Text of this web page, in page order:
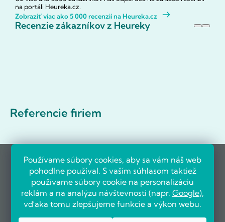
Používame súbory cookies, aby sa vám náš web
pohodlne používal. S vaším súhlasom taktiež
používame súbory cookie na personalizáciu
reklám a na analýzu návštevnosti (napr. Google),
vďaka tomu zlepšujeme funkcie a výkon webu.
na portáli Heureka.cz.
Zobraziť viac ako 5 000 recenzií na Heureka.cz
Recenzie zákazníkov z Heureky
Referencie firiem